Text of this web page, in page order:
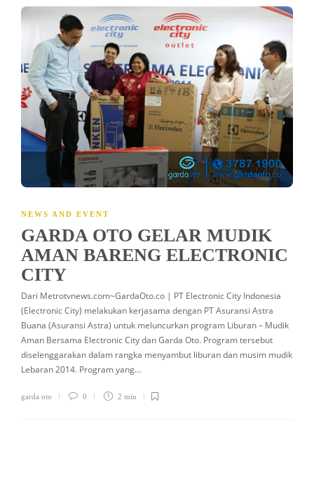
NEWS AND EVENT
GARDA OTO GELAR MUDIK
AMAN BARENG ELECTRONIC
CITY
Dari Metrotvnews.com~GardaOto.co | PT Electronic City Indonesia
(Electronic City) melakukan kerjasama dengan PT Asuransi Astra
Buana (Asuransi Astra) untuk meluncurkan program Liburan – Mudik
Aman Bersama Electronic City dan Garda Oto. Program tersebut
diselenggarakan dalam rangka menyambut liburan dan musim mudik
Lebaran 2014. Program yang…
garda oto 0 2 min